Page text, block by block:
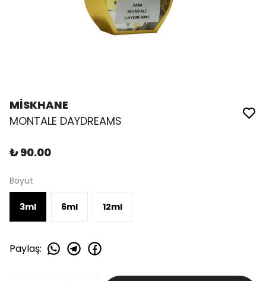
MİSKHANE
MONTALE DAYDREAMS
₺ 90.00
Boyut
3ml 6ml 12ml
Paylaş: